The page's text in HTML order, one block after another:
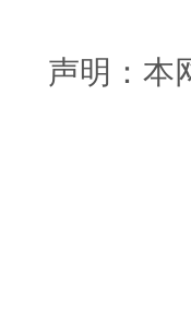
声明：本